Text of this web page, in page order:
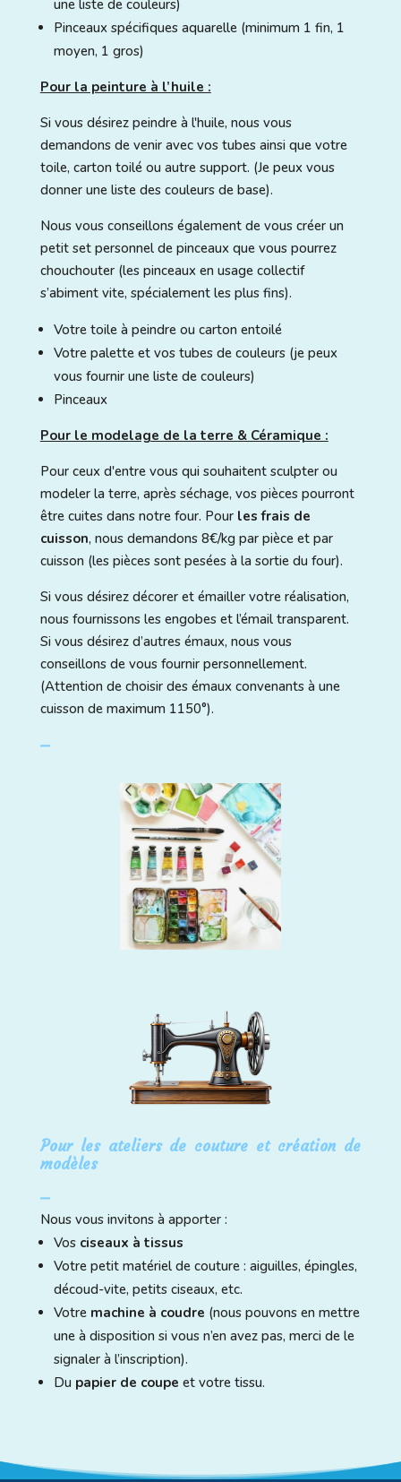
une liste de couleurs)
Pinceaux spécifiques aquarelle (minimum 1 fin, 1
moyen, 1 gros)
Pour la peinture à l’huile :
Si vous désirez peindre à l'huile, nous vous
demandons de venir avec vos tubes ainsi que votre
toile, carton toilé ou autre support. (Je peux vous
donner une liste des couleurs de base).
Nous vous conseillons également de vous créer un
petit set personnel de pinceaux que vous pourrez
chouchouter (les pinceaux en usage collectif
s’abiment vite, spécialement les plus fins).
Votre toile à peindre ou carton entoilé
Votre palette et vos tubes de couleurs (je peux
vous fournir une liste de couleurs)
Pinceaux
Pour le modelage de la terre & Céramique :
Pour ceux d'entre vous qui souhaitent sculpter ou
modeler la terre, après séchage, vos pièces pourront
être cuites dans notre four. Pour les frais de
cuisson, nous demandons 8€/kg par pièce et par
cuisson (les pièces sont pesées à la sortie du four).
Si vous désirez décorer et émailler votre réalisation,
nous fournissons les engobes et l’émail transparent.
Si vous désirez d’autres émaux, nous vous
conseillons de vous fournir personnellement.
(Attention de choisir des émaux convenants à une
cuisson de maximum 1150°).
Pour les ateliers de couture et création de
modèles
Nous vous invitons à apporter :
Vos ciseaux à tissus
Votre petit matériel de couture : aiguilles, épingles,
découd-vite, petits ciseaux, etc.
Votre machine à coudre (nous pouvons en mettre
une à disposition si vous n’en avez pas, merci de le
signaler à l’inscription).
Du papier de coupe et votre tissu.